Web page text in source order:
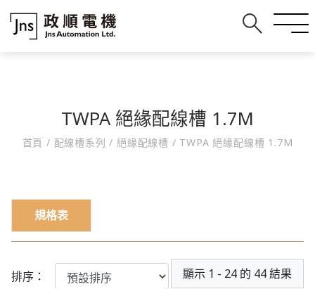
TWPA 絕緣配線槽 1.7M
首頁 / 配線槽系列/ 絕緣配線槽 / TWPA 絕緣配線槽 1.7M
規格表
排序： 顯示 1 - 24 的 44 結果